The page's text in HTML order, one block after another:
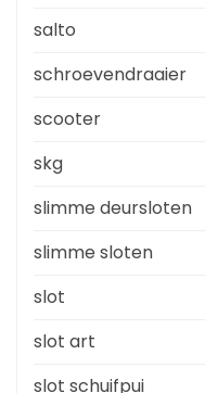
salto
schroevendraaier
scooter
skg
slimme deursloten
slimme sloten
slot
slot art
slot schuifpui